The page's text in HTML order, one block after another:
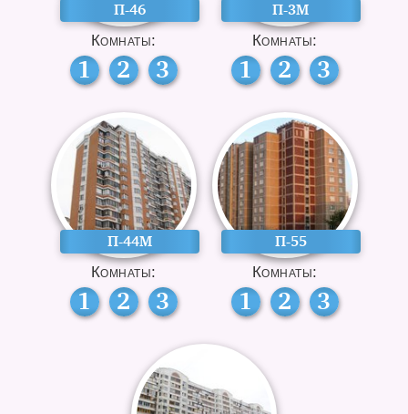
П-46
Комнаты:
1 2 3
П-3М
Комнаты:
1 2 3
П-44М
Комнаты:
1 2 3
П-55
Комнаты:
1 2 3